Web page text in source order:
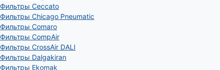
Фильтры Ceccato
Фильтры Chicago Pneumatic
Фильтры Comaro
Фильтры CompAir
Фильтры CrossAir DALI
Фильтры Dalgakiran
Фильтры Ekomak